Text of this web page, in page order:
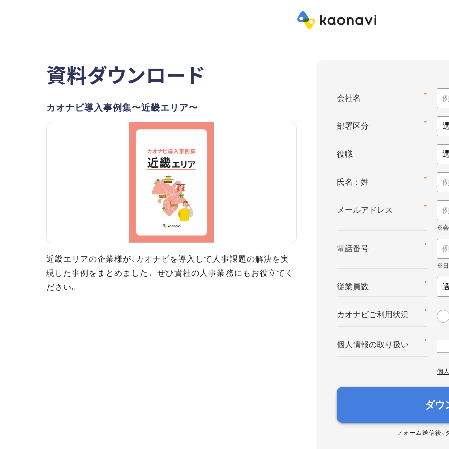
資料ダウンロード
カオナビ導入事例集〜近畿エリア〜
近畿エリアの企業様が、カオナビを導入して人事課題の解決を実
現した事例をまとめました。 ぜひ貴社の人事業務にもお役立てく
ださい。
*
会社名
*
部署区分
役職
*
氏名：姓
*
メールアドレス
*
電話番号
*
従業員数
*
カオナビご利用状況
*
個人情報の取り扱い
個
ダウ
フォーム送信後